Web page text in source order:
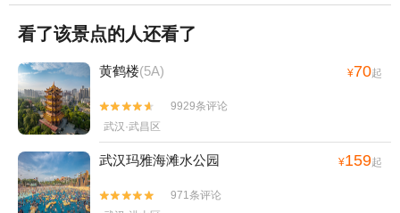
看了该景点的人还看了
黄鹤楼(5A) ¥70起


9929条评论
武汉·武昌区
武汉玛雅海滩水公园 ¥159起


971条评论